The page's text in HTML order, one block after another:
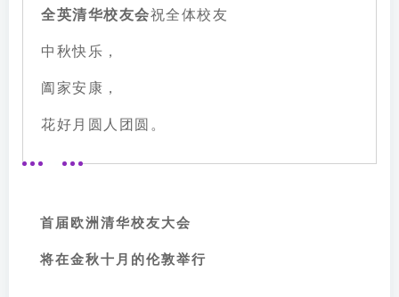
全英清华校友会祝全体校友
中秋快乐，
阖家安康，
花好月圆人团圆。
首届欧洲清华校友大会
将在金秋十月的伦敦举行